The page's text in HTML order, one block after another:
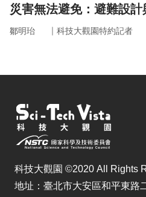
災害無法避免：避難設
鄒明珆 ｜ 科技大觀園特約記者
科技大觀園 ©2020 All Rights
地址：臺北市大安區和平東路